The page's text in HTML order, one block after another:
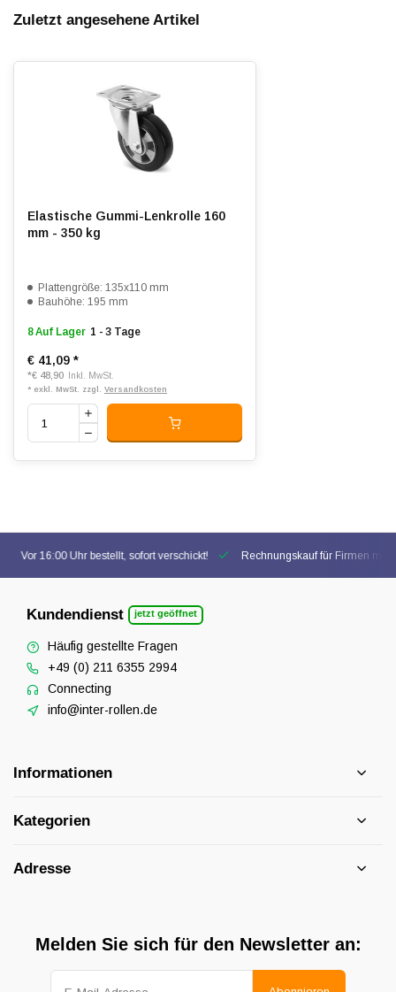
Zuletzt angesehene Artikel
Elastische Gummi-Lenkrolle 160
mm - 350 kg
Plattengröße: 135x110 mm
Bauhöhe: 195 mm
8 Auf Lager 1 - 3 Tage
€ 41,09 *
*€ 48,90 Inkl. MwSt.
* exkl. MwSt. zzgl. Versandkosten
Vor 16:00 Uhr bestellt, sofort verschickt! Rechnungskauf für Firmen
Kundendienst jetzt geöffnet
Häufig gestellte Fragen
+49 (0) 211 6355 2994
Connecting
info@inter-rollen.de
Informationen
Kategorien
Adresse
Melden Sie sich für den Newsletter an: